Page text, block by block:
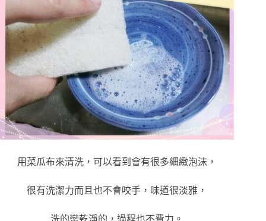
用菜瓜布來清洗，可以看到會有很多細緻泡沫，
很有洗潔力而且也不會咬手，味道很淡雅，